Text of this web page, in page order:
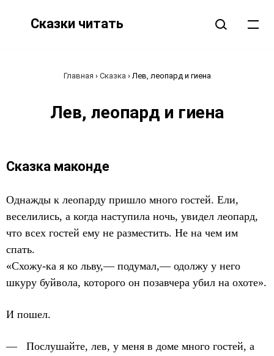
Сказки читать
Главная › Сказка › Лев, леопард и гиена
Лев, леопард и гиена
Сказка маконде
Однажды к леопарду пришло много гостей. Ели,
веселились, а когда наступила ночь, увидел леопард,
что всех гостей ему не разместить. Не на чем им
спать.
«Схожу-ка я ко льву,— подумал,— одолжу у него
шкуру буйвола, которого он позавчера убил на охоте».
И пошел.
— Послушайте, лев, у меня в доме много гостей, а